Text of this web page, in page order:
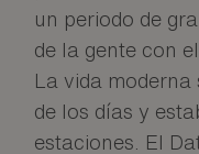
un periodo de
de la gente con
La vida
de los días y
estaciones. El